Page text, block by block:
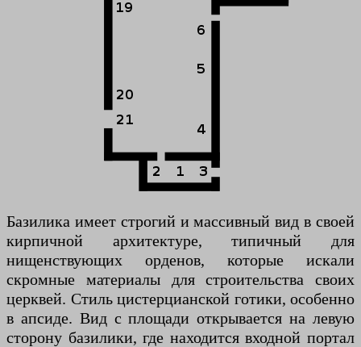
Базилика имеет строгий и массивный вид в своей
кирпичной архитектуре, типичный для
нищенствующих орденов, которые искали
скромные материалы для строительства своих
церквей. Стиль цистерцианской готики, особенно
в апсиде. Вид с площади открывается на левую
сторону базилики, где находится входной портал